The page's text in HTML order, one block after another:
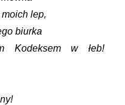
moich lep,
biurka
w łeb!